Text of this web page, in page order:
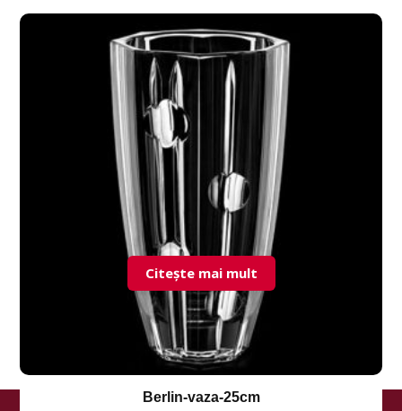
Berlin-vaza-25cm
Citește mai mult